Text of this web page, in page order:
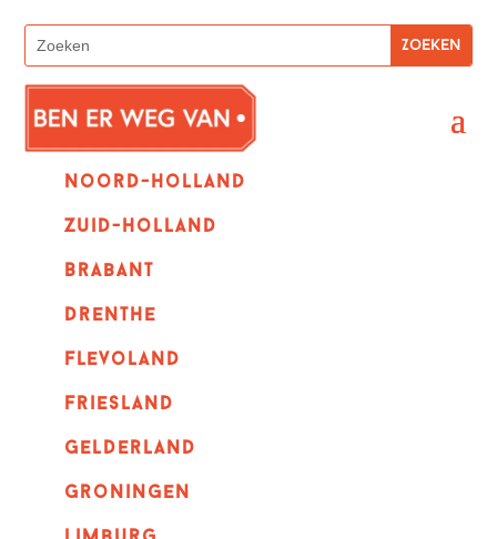
Noord-holland
zuid-holland
Brabant
Drenthe
Flevoland
Friesland
Gelderland
Groningen